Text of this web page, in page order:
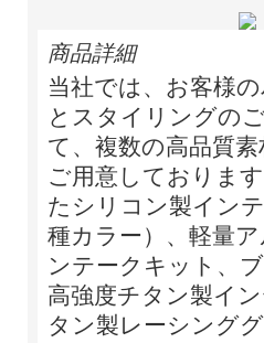
商品詳細
当社では、お客様
とスタイリングの
て、複数の高品質
ご用意しておりま
たシリコン製イン
種カラー）、軽量
ンテークキット、
高強度チタン製イ
タン製レーシング